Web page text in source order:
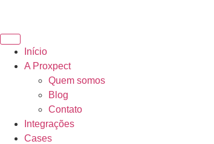
Início
A Proxpect
Quem somos
Blog
Contato
Integrações
Cases